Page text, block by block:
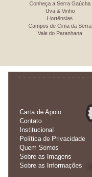
Conheça a Serra Gaúcha
Uva & Vinho
Hortênsias
Campos de Cima da Serra
Vale do Paranhana
Carta de Apoio
Contato
Institucional
Política de Privacidade
Quem Somos
Sobre as Imagens
Sobre as Informações